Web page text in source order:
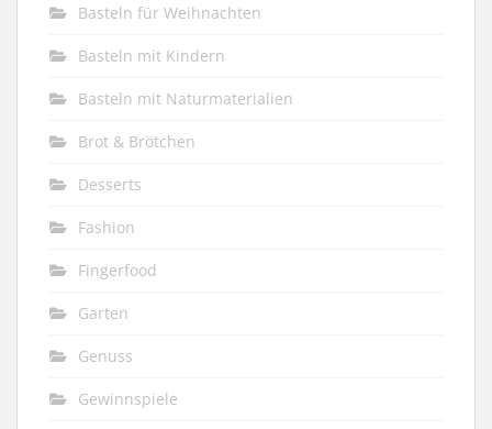
Basteln für Weihnachten
Basteln mit Kindern
Basteln mit Naturmaterialien
Brot & Brötchen
Desserts
Fashion
Fingerfood
Garten
Genuss
Gewinnspiele